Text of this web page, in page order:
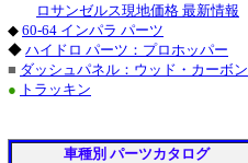
ロサンゼルス現地価格 最新情報
◆ 60-64 インパラ パーツ
◆ ハイドロ パーツ：プロホッパー
■ ダッシュパネル：ウッド・カーボン
● トラッキン
車種別 パーツカタログ